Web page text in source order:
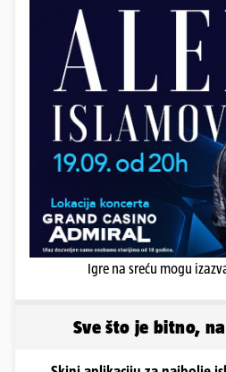
Igre na sreću mogu
Sve što je bitno,